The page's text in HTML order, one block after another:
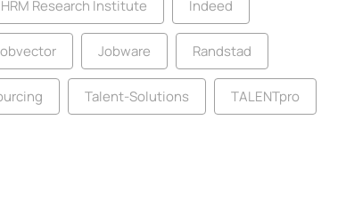
HRM Research Institute Indeed
Jobware Randstad
Talent-Solutions TALENTpro